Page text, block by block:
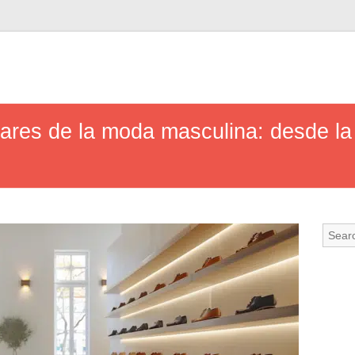
de la moda masculina: desde